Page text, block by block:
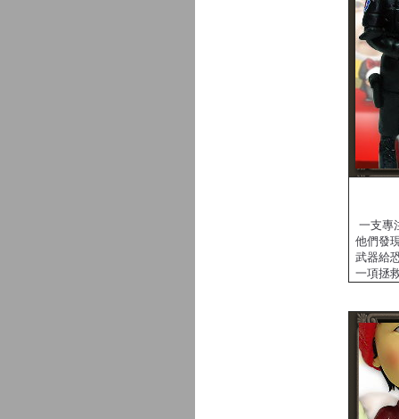
一支專
他們發
武器給
一項拯